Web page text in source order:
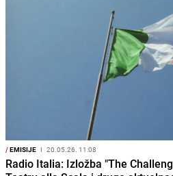
/EMISIJE I 20.05.26. 11:08
Radio Italia: Izložba "The